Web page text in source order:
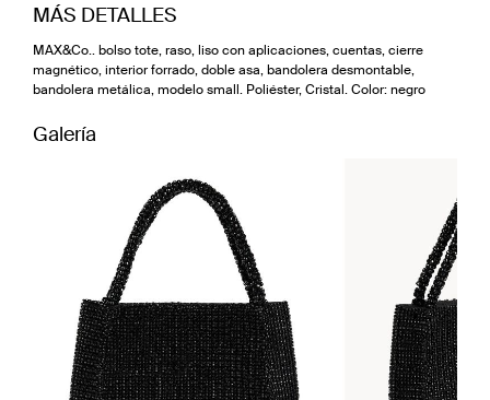
MÁS DETALLES
MAX&Co.. bolso tote, raso, liso con aplicaciones, cuentas, cierre
magnético, interior forrado, doble asa, bandolera desmontable,
bandolera metálica, modelo small. Poliéster, Cristal. Color: negro
Galería